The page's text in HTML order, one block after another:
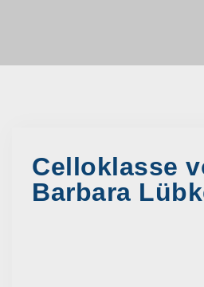
Celloklasse
Barbara